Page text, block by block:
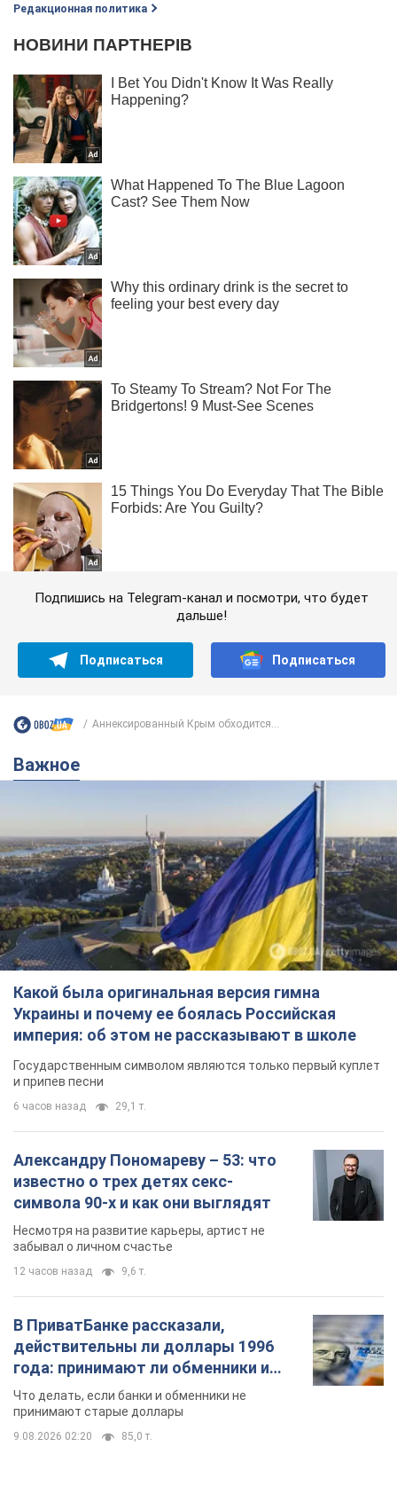
Редакционная политика
Подпишись на Telegram-канал и посмотри, что будет
дальше!
Подписаться Подписаться
Аннексированный Крым обходится...
Важное
Какой была оригинальная версия гимна
Украины и почему ее боялась Российская
империя: об этом не рассказывают в школе
Государственным символом являются только первый куплет
и припев песни
6 часов назад 29,1 т.
Александру Пономареву – 53: что
известно о трех детях секс-
символа 90-х и как они выглядят
Несмотря на развитие карьеры, артист не
забывал о личном счастье
12 часов назад 9,6 т.
В ПриватБанке рассказали,
действительны ли доллары 1996
года: принимают ли обменники и
банки такие купюры
Что делать, если банки и обменники не
принимают старые доллары
9.08.2026 02:20 85,0 т.